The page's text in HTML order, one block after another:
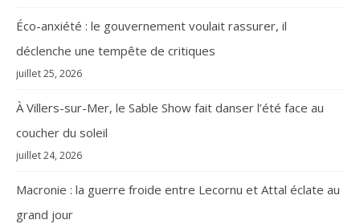
Éco-anxiété : le gouvernement voulait rassurer, il
déclenche une tempête de critiques
juillet 25, 2026
À Villers-sur-Mer, le Sable Show fait danser l’été face au
coucher du soleil
juillet 24, 2026
Macronie : la guerre froide entre Lecornu et Attal éclate au
grand jour